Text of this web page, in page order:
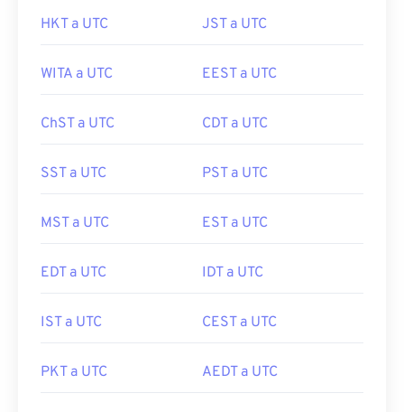
HKT a UTC JST a UTC
WITA a UTC EEST a UTC
ChST a UTC CDT a UTC
SST a UTC PST a UTC
MST a UTC EST a UTC
EDT a UTC IDT a UTC
IST a UTC CEST a UTC
PKT a UTC AEDT a UTC